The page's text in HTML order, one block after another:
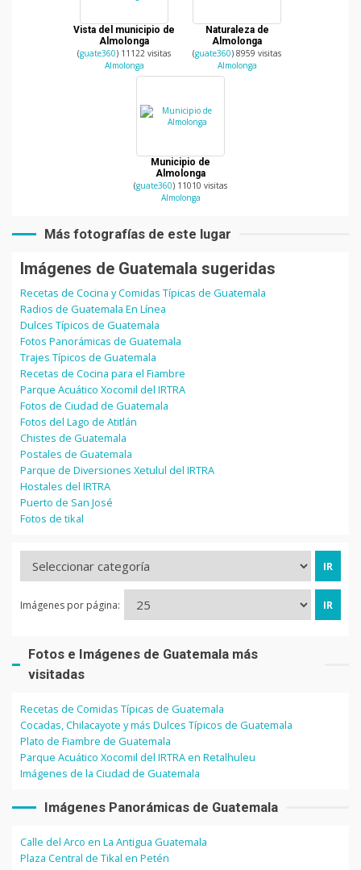
Vista del municipio de
Almolonga
(guate360) 11122 visitas
Almolonga
Naturaleza de
Almolonga
(guate360) 8959 visitas
Almolonga
Municipio de
Almolonga
(guate360) 11010 visitas
Almolonga
Más fotografías de este lugar
Imágenes de Guatemala sugeridas
Recetas de Cocina y Comidas Típicas de Guatemala
Radios de Guatemala En Línea
Dulces Típicos de Guatemala
Fotos Panorámicas de Guatemala
Trajes Típicos de Guatemala
Recetas de Cocina para el Fiambre
Parque Acuático Xocomil del IRTRA
Fotos de Ciudad de Guatemala
Fotos del Lago de Atitlán
Chistes de Guatemala
Postales de Guatemala
Parque de Diversiones Xetulul del IRTRA
Hostales del IRTRA
Puerto de San José
Fotos de tikal
Imágenes por página:
Fotos e Imágenes de Guatemala más
visitadas
Recetas de Comidas Típicas de Guatemala
Cocadas, Chilacayote y más Dulces Típicos de Guatemala
Plato de Fiambre de Guatemala
Parque Acuático Xocomil del IRTRA en Retalhuleu
Imágenes de la Ciudad de Guatemala
Imágenes Panorámicas de Guatemala
Calle del Arco en La Antigua Guatemala
Plaza Central de Tikal en Petén